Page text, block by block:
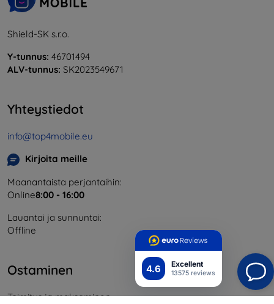
4.6 Excellent
13575 reviews
Shield-SK s.r.o.
Y-tunnus: 46701494
ALV-tunnus: SK2023549671
Yhteystiedot
info@top4mobile.eu
Kirjoita meille
Maanantaista perjantaihin:
Online8:00 - 16:00
Lauantai ja sunnuntai:
Offline
Ostaminen
Toimitus ja maksaminen